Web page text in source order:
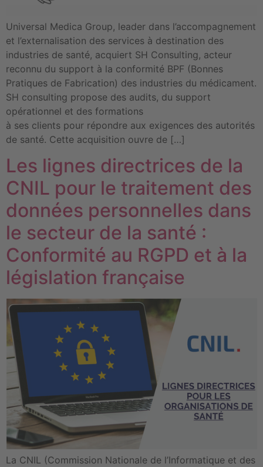
Universal Medica Group, leader dans l’accompagnement
et l’externalisation des services à destination des
industries de santé, acquiert SH Consulting, acteur
reconnu du support à la conformité BPF (Bonnes
Pratiques de Fabrication) des industries du médicament.
SH consulting propose des audits, du support
opérationnel et des formations
à ses clients pour répondre aux exigences des autorités
de santé. Cette acquisition ouvre de […]
Les lignes directrices de la
CNIL pour le traitement des
données personnelles dans
le secteur de la santé :
Conformité au RGPD et à la
législation française
La CNIL (Commission Nationale de l’Informatique et des